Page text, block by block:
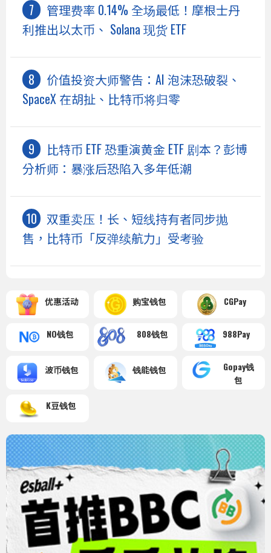
管理费率 0.14% 全场最低！摩根士丹
利推出以太币、 Solana 现货 ETF
价值投资大师警告：AI 泡沫恐破裂、
SpaceX 在胡扯、比特币将归零
比特币 ETF 恐重演黄金 ETF 剧本？彭博
分析师：暴涨后恐陷入多年低潮
双重卖压！长、短线持有者同步抛
售，比特币「反弹续航力」受考验
优惠活动 购宝钱包 CGPay
NO钱包 808钱包 988Pay
波币钱包 钱能钱包
Gopay钱
包
K豆钱包